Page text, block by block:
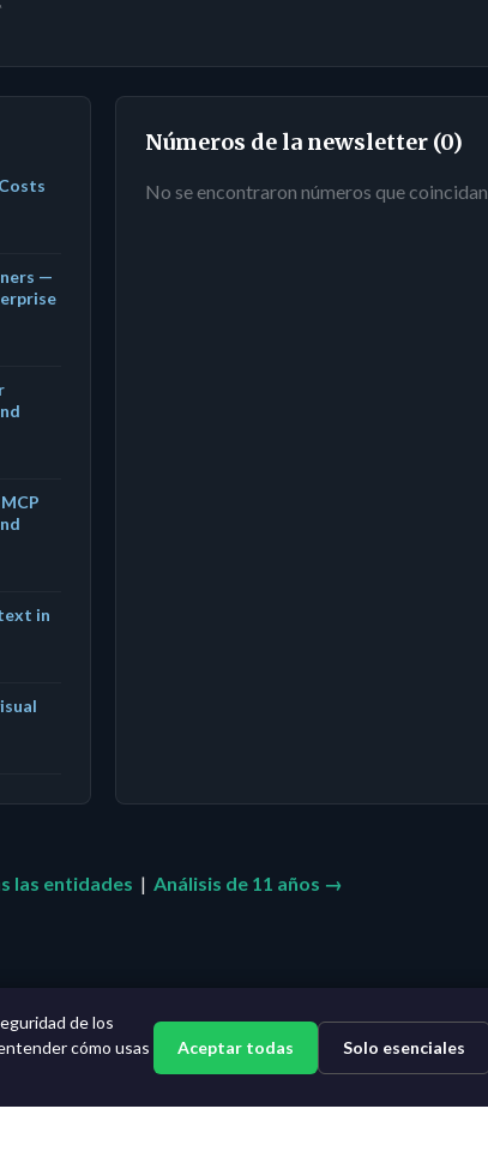
—
in
Números de la newsletter (0)
No se encontraron números que coincidan.
las entidades | Análisis de 11 años →
de los
cómo usas
Aceptar todas Solo esenciales